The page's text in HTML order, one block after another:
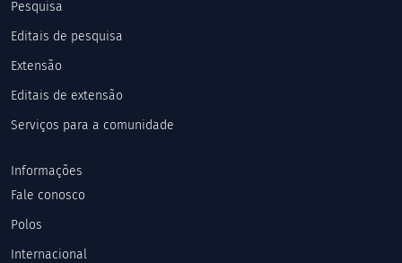
Pesquisa
Editais de pesquisa
Extensão
Editais de extensão
Serviços para a comunidade
Informações
Fale conosco
Polos
Internacional